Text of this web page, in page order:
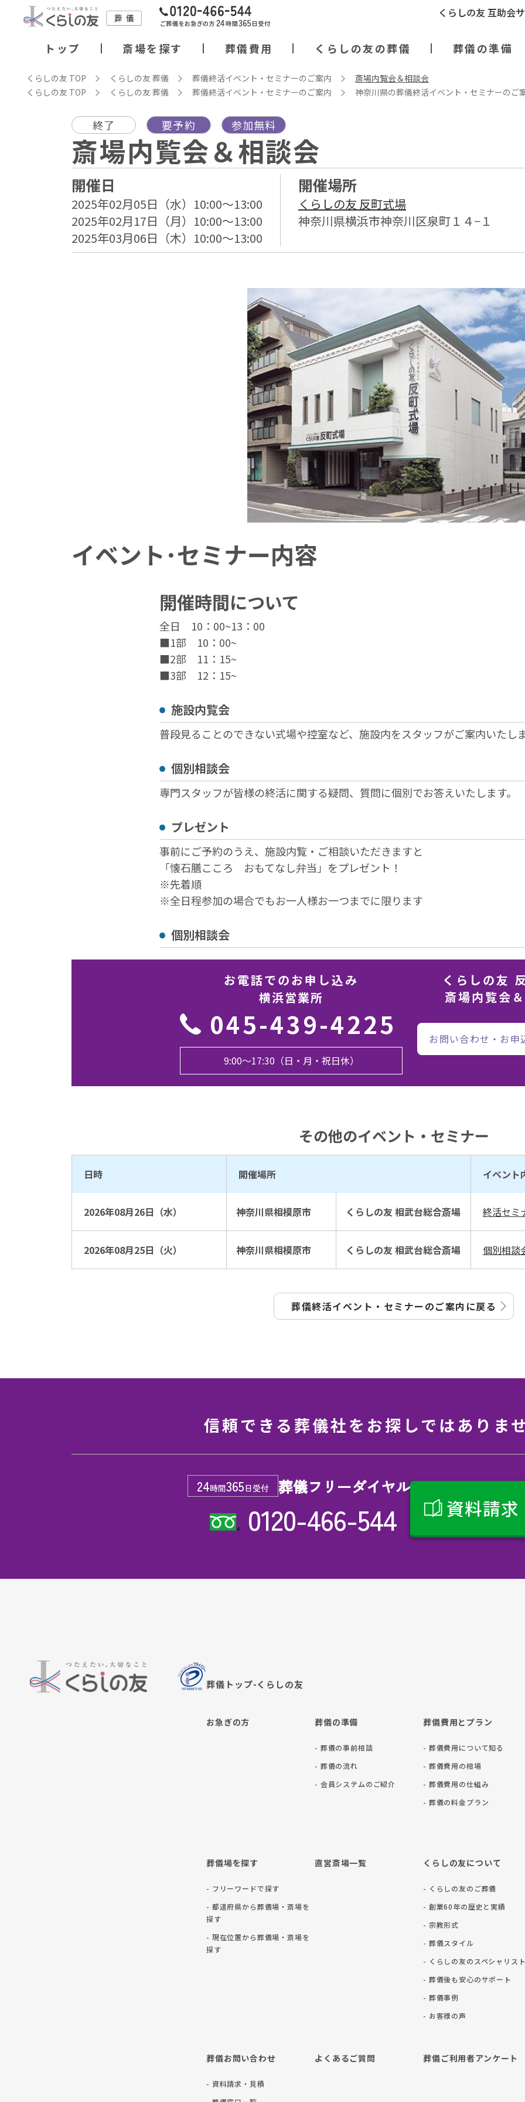
くらしの友 互助会
トップ 斎場を探す 葬儀費用 くらしの友の葬儀 葬儀の準備
くらしの友 TOP くらしの友 葬儀 葬儀終活イベント・セミナーのご案内
斎場内覧会＆相談会
くらしの友 TOP
くらしの友 葬儀 葬儀終活イベント・セミナーのご案内 神奈川県の葬儀終活イベント・セミナーのご
終了 要予約 参加無料
斎場内覧会＆相談会
開催日
2025年02月05日（水）10:00～13:00
2025年02月17日（月）10:00～13:00
2025年03月06日（木）10:00～13:00
開催場所
くらしの友 反町式場
神奈川県横浜市神奈川区泉町１４−１
イベント･セミナー内容
開催時間について
全日 10：00~13：00
■1部 10：00~
■2部 11：15~
■3部 12：15~
施設内覧会
普段見ることのできない式場や控室など、施設内をスタッフがご案内いたし
個別相談会
専門スタッフが皆様の終活に関する疑問、質問に個別でお答えいたします。
プレゼント
事前にご予約のうえ、施設内覧・ご相談いただきますと
「懐石膳こころ おもてなし弁当」をプレゼント！
※先着順
※全日程参加の場合でもお一人様お一つまでに限ります
個別相談会
お電話でのお申し込み
横浜営業所
045-439-4225
9:00〜17:30（日・月・祝日休）
くらしの友
斎場内覧会
お問い合わせ・お申
その他のイベント・セミナー
日時 開催場所 イベント
2026年08月26日（水） 神奈川県相模原市 くらしの友 相武台総合斎場 終活セミ
2026年08月25日（火） 神奈川県相模原市 くらしの友 相武台総合斎場 個別相談
葬儀終活イベント・セミナーのご案内に戻る
信頼できる葬儀社を お探しではありま
24時間365日受付 葬儀フリーダイヤル
0120-466-544 資料請
葬儀トップ-くらしの友
お急ぎの方 葬儀の準備
- 葬儀の事前相談
- 葬儀の流れ
- 会員システムのご紹介
葬儀費用とプラン
- 葬儀費用について知る
- 葬儀費用の相場
- 葬儀費用の仕組み
- 葬儀の料⾦プラン
葬儀場を探す
- フリーワードで探す
- 都道府県から葬儀場・斎場を
探す
- 現在位置から葬儀場・斎場を
探す
直営斎場一覧 くらしの友について
- くらしの友のご葬儀
- 創業60年の歴史と実績
- 宗教形式
- 葬儀スタイル
- くらしの友のスペシャリス
- 葬儀後も安⼼のサポート
- 葬儀事例
- お客様の声
葬儀お問い合わせ
- 資料請求・見積
よくあるご質問 葬儀ご利用者アンケート